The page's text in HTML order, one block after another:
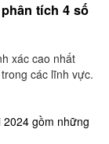
tích 4 số
xác cao nhất
các lĩnh vực.
gồm những